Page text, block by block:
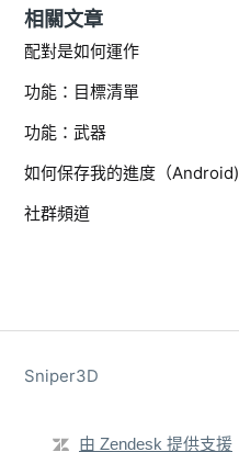
相關文章
配對是如何運作
功能：目標清單
功能：武器
如何保存我的進度（Android)
社群頻道
Sniper3D
由 Zendesk 提供支援